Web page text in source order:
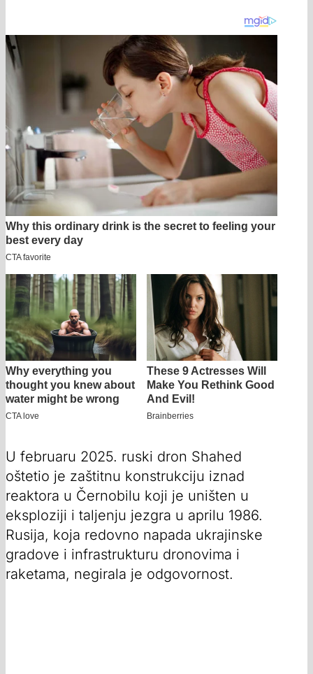
U februaru 2025. ruski dron Shahed
oštetio je zaštitnu konstrukciju iznad
reaktora u Černobilu koji je uništen u
eksploziji i taljenju jezgra u aprilu 1986.
Rusija, koja redovno napada ukrajinske
gradove i infrastrukturu dronovima i
raketama, negirala je odgovornost.